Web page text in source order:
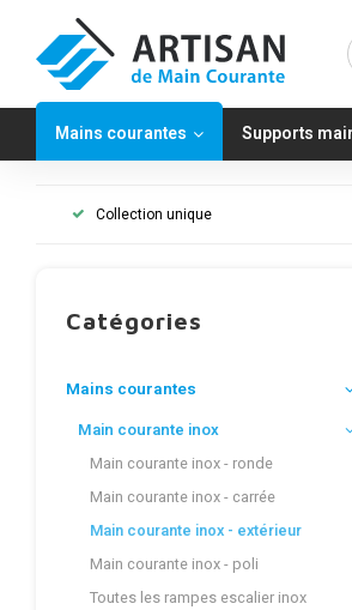
Mains courantes Supports
Collection unique
Catégories
Mains courantes
Main courante inox
Main courante inox - ronde
Main courante inox - carrée
Main courante inox - extérieur
Main courante inox - poli
Toutes les rampes escalier inox